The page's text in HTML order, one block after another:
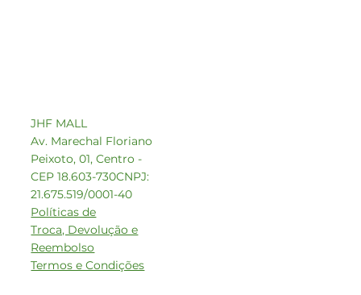
JHF MALL
Av. Marechal Floriano
Peixoto, 01, Centro -
CEP 18.603-730CNPJ:
21.675.519/0001-40
Políticas de
Troca, Devolução e
Reembolso
Termos e Condições